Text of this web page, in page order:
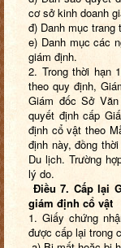
cơ sở kinh doanh
đ) Danh mục trang
e) Danh mục các
giám định.
2. Trong thời hạn
theo quy định,
Giám đốc Sở
quyết định cấp
định cổ vật theo
định này, đồng
Du lịch. Trường
lý do.
Điều 7. Cấp lại
giám định cổ vật
1. Giấy chứng
được cấp lại trong